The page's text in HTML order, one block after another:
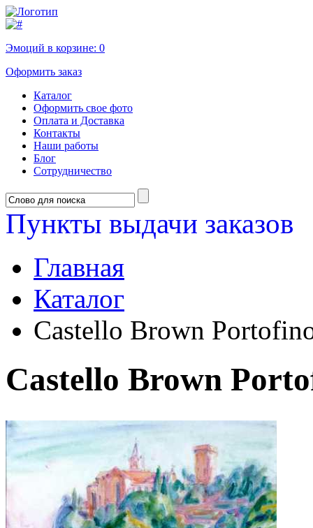
Эмоций в корзине: 0
Оформить заказ
Каталог
Оформить свое фото
Оплата и Доставка
Контакты
Наши работы
Блог
Сотрудничество
Пункты выдачи заказов
Главная
Каталог
Castello Brown
Castello Brown